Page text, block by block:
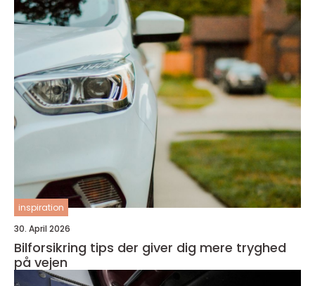
inspiration
30. April 2026
Bilforsikring tips der giver dig mere tryghed
på vejen